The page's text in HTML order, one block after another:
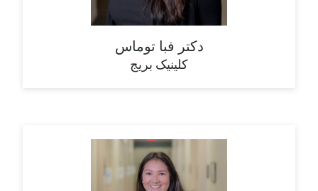
دکتر فبا توماس
کلینیک بریج